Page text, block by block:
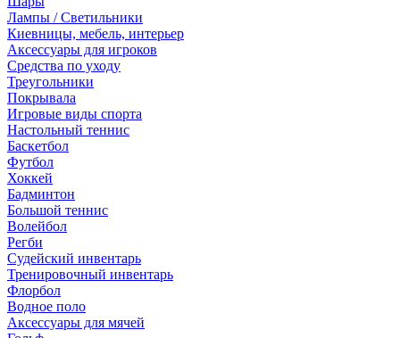
Лампы / Светильники
Киевницы, мебель, интерьер
Аксессуары для игроков
Средства по уходу
Треугольники
Покрывала
Игровые виды спорта
Настольный теннис
Баскетбол
Футбол
Хоккей
Бадминтон
Большой теннис
Волейбол
Регби
Судейский инвентарь
Тренировочный инвентарь
Флорбол
Водное поло
Аксессуары для мячей